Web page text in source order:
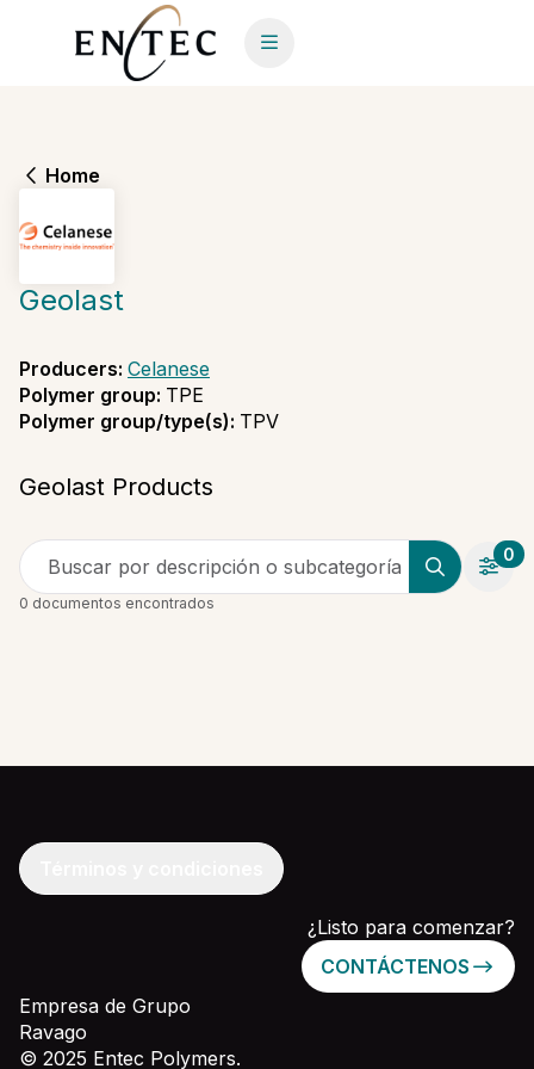
Home
Geolast
Producers: Celanese
Polymer group: TPE
Polymer group/type(s): TPV
Geolast Products
Buscar por descripción o subcategoría
0
0 documentos encontrados
¿Listo para comenzar?
CONTÁCTENOS
Empresa de Grupo
Ravago
© 2025 Entec Polymers.